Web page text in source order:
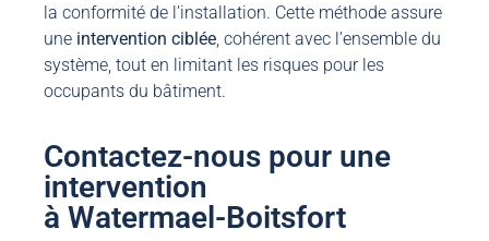
la conformité de l’installation. Cette méthode assure
une intervention ciblée , cohérent avec l’ensemble du
système, tout en limitant les risques pour les
occupants du bâtiment.
Contactez-nous pour une
intervention
à Watermael-Boitsfort